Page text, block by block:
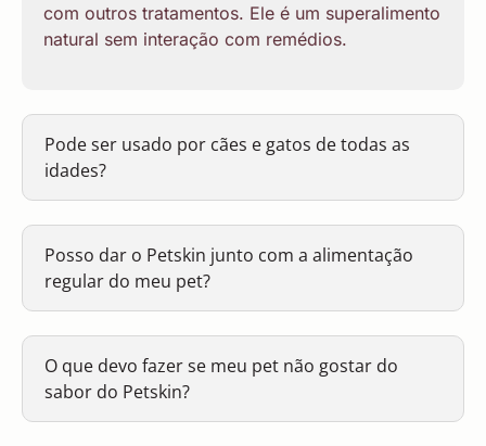
com outros tratamentos. Ele é um superalimento
natural sem interação com remédios.
Pode ser usado por cães e gatos de todas as
idades?
Posso dar o Petskin junto com a alimentação
regular do meu pet?
O que devo fazer se meu pet não gostar do
sabor do Petskin?